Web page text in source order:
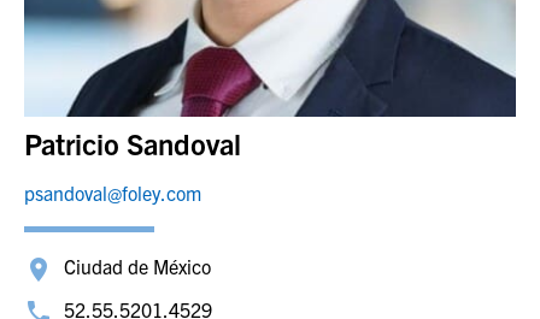
Patricio Sandoval
psandoval@foley.com
Ciudad de México
52.55.5201.4529